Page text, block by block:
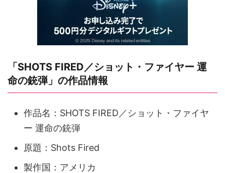
「SHOTS FIRED／ショット・ファイヤー 運
命の銃弾」の作品情報
作品名：SHOTS FIRED／ショット・ファイヤ
ー 運命の銃弾
原題：Shots Fired
製作国：アメリカ